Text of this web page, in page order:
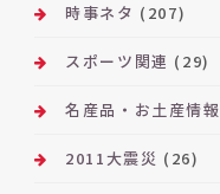
時事ネタ (207)
スポーツ関連 (29)
名産品・お土産情報
2011大震災 (26)